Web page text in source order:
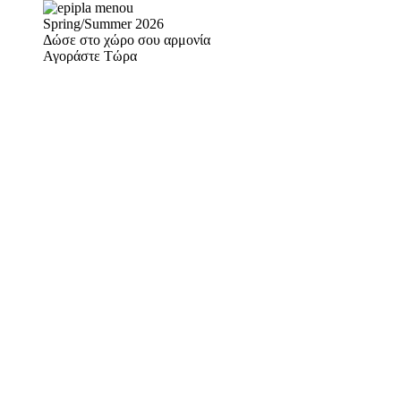
Spring/Summer 2026
Δώσε στο χώρο σου αρμονία
Αγοράστε Τώρα